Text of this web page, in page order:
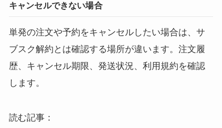
キャンセルできない場合
単発の注文や予約をキャンセルしたい場合は、サ
ブスク解約とは確認する場所が違います。注文履
歴、キャンセル期限、発送状況、利用規約を確認
します。
読む記事：